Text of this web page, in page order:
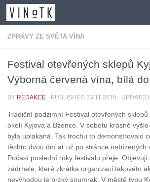
Skip to content
ZPRÁVY ZE SVĚTA VÍNA
Festival otevřených sklepů
Výborná červená vína, bílá
BY REDAKCE · PUBLISHED 23.11.2015 · UPDATED
Tradiční podzimní Festival otevřených
okolí Kyjova a Bzence. V sobotu krásně
byla uplakaná. Tak trochu to demonstrovalo
těchto dvou dní ať už po stránce nabízených
Počasí poslední roky festivalu přeje. Objevují
zádrhele, které zkrátka organizaci takovéto
nevýhodou je brzký soumrak. V městě typu